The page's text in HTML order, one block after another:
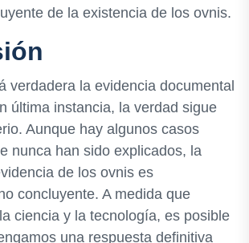
de la existencia de los ovnis.
verdadera la evidencia documental
última instancia, la verdad sigue
Aunque hay algunos casos
nunca han sido explicados, la
de los ovnis es
concluyente. A medida que
ciencia y la tecnología, es posible
una respuesta definitiva